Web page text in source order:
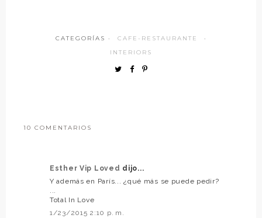
CATEGORÍAS · CAFE-RESTAURANTE
·
INTERIORS
10 COMENTARIOS
Esther Vip Loved dijo...
Y además en París... ¿qué más se puede pedir?
...
Total In Love
1/23/2015 2:10 p. m.